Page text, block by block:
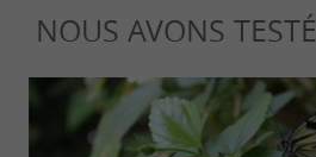
NOUS AVONS TESTÉ